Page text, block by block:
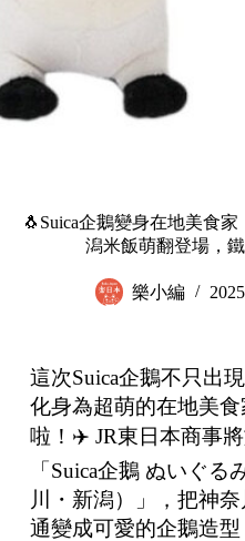
🐧Suica企鵝變身在地美食
潟米飯萌翻登場，
樂小編
這次Suica企鵝不只出
化身為超萌的在地美
啦！✈️ JR東日本商事
「Suica企鵝 ぬいぐ
川・新潟）」，把神
通變成可愛的企鵝造